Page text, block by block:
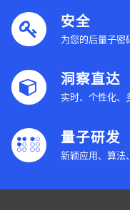
安全
为您的后量子密
洞察直达
实时、个性化、
量子研发
新颖应用、算法